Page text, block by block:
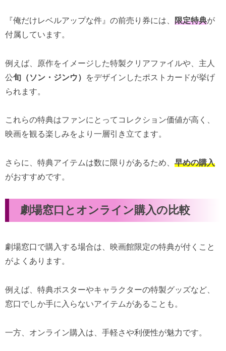
『俺だけレベルアップな件』の前売り券には、 限定特典が
付属しています。
例えば、原作をイメージした特製クリアファイルや、主人
公旬（ソン・ジンウ）
をデザインしたポストカードが挙げ
られます。
これらの特典はファンにとってコレクション価値が高く、
映画を観る楽しみをより一層引き立てます。
さらに、特典アイテムは数に限りがあるため、 早めの購入
がおすすめです。
劇場窓口とオンライン購入の比較
劇場窓口で購入する場合は、映画館限定の特典が付くこと
がよくあります。
例えば、特典ポスターやキャラクターの特製グッズなど、
窓口でしか手に入らないアイテムがあることも。
一方、オンライン購入は、手軽さや利便性が魅力です。